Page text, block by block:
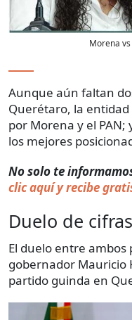
Morena vs
Aunque aún faltan
Querétaro, la
por Morena y el
los mejores
No solo te
clic aquí y recibe
Duelo de
El duelo entre
gobernador Mauricio
partido guinda en